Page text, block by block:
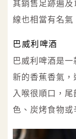
其銷售足跡遍及
線也相當有名氣
巴威利啤酒
巴威利啤酒是
新的香蕉香氣，
入喉很順口，
色、炭烤食物或